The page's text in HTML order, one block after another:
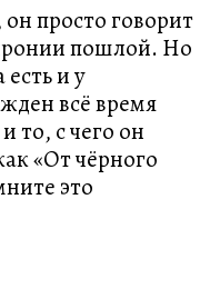
просто говорит
пошлой. Но
и у
всё время
то, с чего он
«От чёрного
это